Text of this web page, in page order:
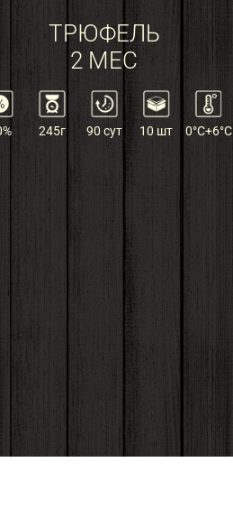
ТРЮФЕЛЬ
2 МЕС
245г 90 сут 10 шт 0°C+6°С